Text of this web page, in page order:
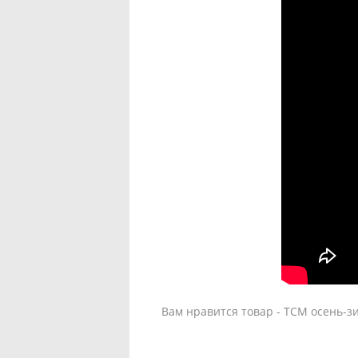
Вам нравится товар - TCM осень-